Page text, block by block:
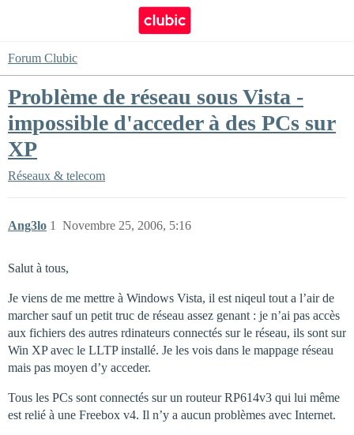
Forum Clubic
Problème de réseau sous Vista -
impossible d'acceder à des PCs sur
XP
Réseaux & telecom
Ang3lo Novembre 25, 2006, 5:16
1
Salut à tous,
Je viens de me mettre à Windows Vista, il est niqeul tout a l’air de
marcher sauf un petit truc de réseau assez genant : je n’ai pas accès
aux fichiers des autres rdinateurs connectés sur le réseau, ils sont sur
Win XP avec le LLTP installé. Je les vois dans le mappage réseau
mais pas moyen d’y acceder.
Tous les PCs sont connectés sur un routeur RP614v3 qui lui même
est relié à une Freebox v4. Il n’y a aucun problèmes avec Internet.